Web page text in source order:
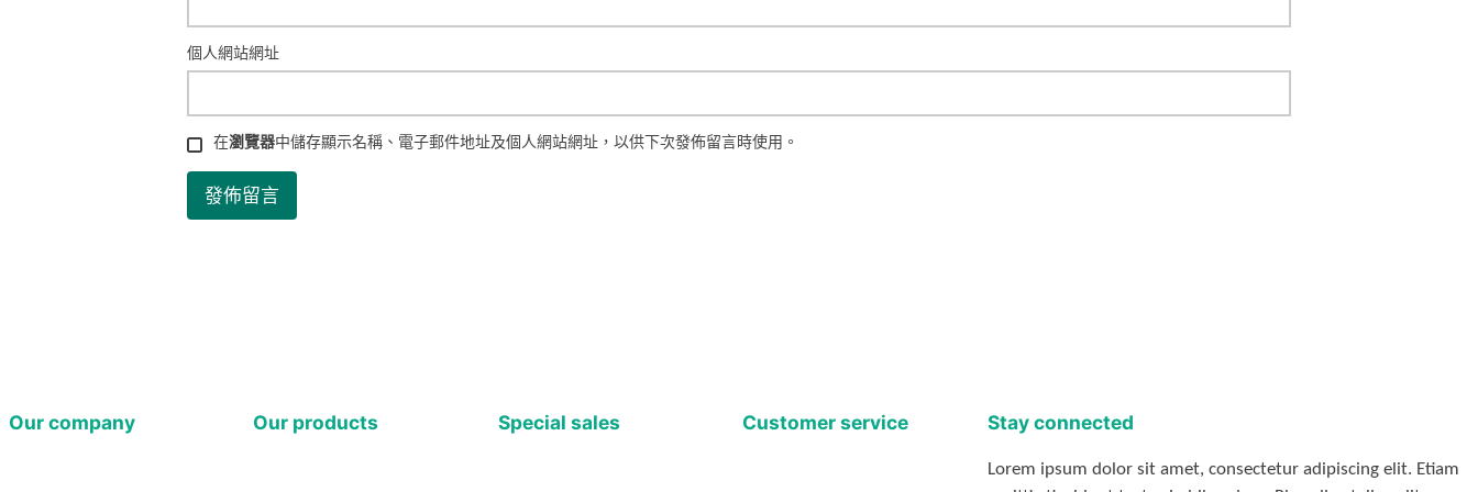
個人網站網址
在瀏覽器中儲存顯示名稱、電子郵件地址及個人網站網址，以供下次發佈留言時使用。
Our company Our products Special sales Customer service Stay connected
Lorem ipsum dolor sit amet, consectetur adipiscing elit. Etiam